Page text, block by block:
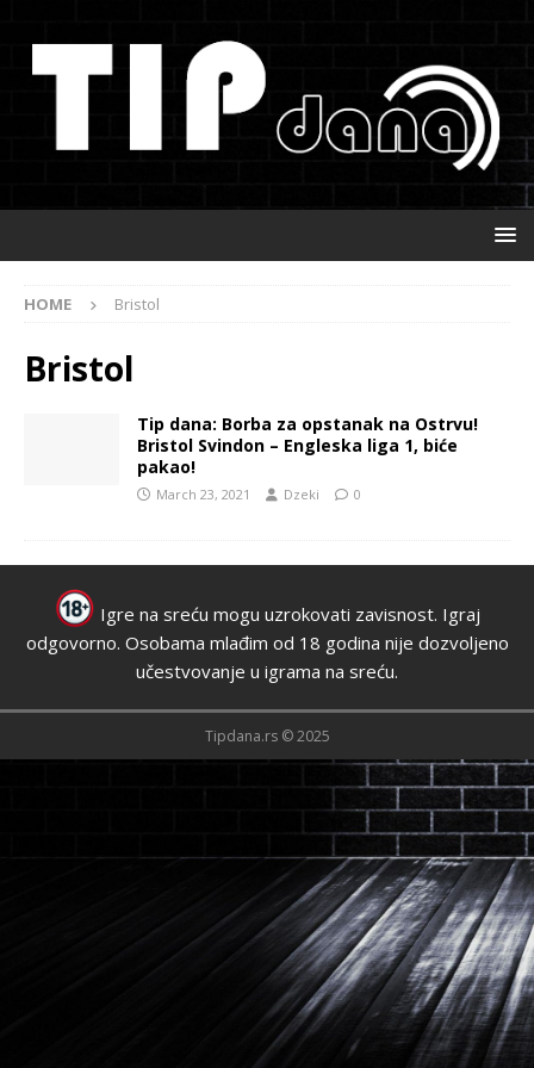
HOME Bristol
Bristol
Tip dana: Borba za opstanak na Ostrvu!
Bristol Svindon – Engleska liga 1, biće
pakao!
March 23, 2021 Dzeki 0
Igre na sreću mogu uzrokovati zavisnost. Igraj
odgovorno. Osobama mlađim od 18 godina nije dozvoljeno
učestvovanje u igrama na sreću.
Tipdana.rs © 2025